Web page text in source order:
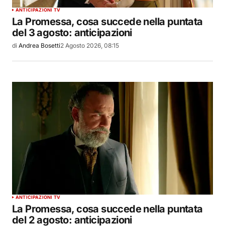
ANTICIPAZIONI TV
La Promessa, cosa succede nella puntata
del 3 agosto: anticipazioni
di Andrea Bosetti2 Agosto 2026, 08:15
ANTICIPAZIONI TV
La Promessa, cosa succede nella puntata
del 2 agosto: anticipazioni